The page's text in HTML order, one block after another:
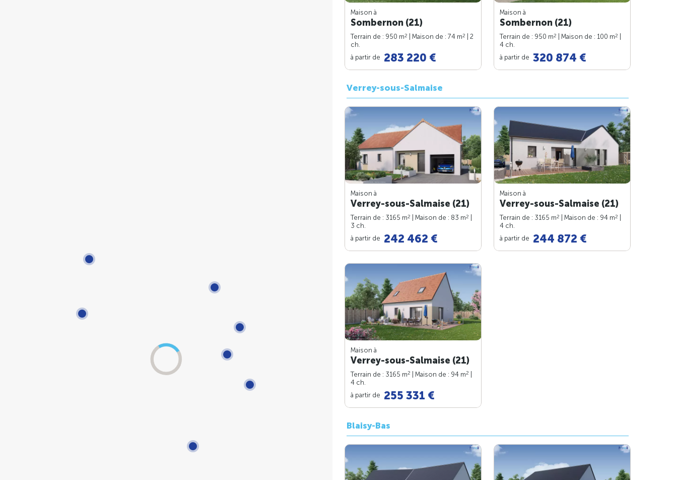
Maison à
Sombernon (21)
Terrain de : 950 m2 | Maison de : 74 m2
| 2
ch.
à partir de 283 220 €
Maison à
Sombernon (21)
Terrain de : 950 m2 | Maison de : 100 m2
4 ch.
à partir de 320 874 €
Verrey-sous-Salmaise
Maison à
Verrey-sous-Salmaise (21)
Terrain de : 3165 m2 | Maison de : 83 m2
3 ch.
à partir de 242 462 €
Maison à
Verrey-sous-Salmaise (21)
Terrain de : 3165 m2 | Maison de : 94 m2
4 ch.
à partir de 244 872 €
Maison à
Verrey-sous-Salmaise (21)
Terrain de : 3165 m2 | Maison de : 94 m2
4 ch.
à partir de 255 331 €
Blaisy-Bas